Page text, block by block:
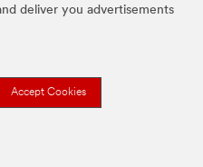
deliver you advertisements
Accept Cookies